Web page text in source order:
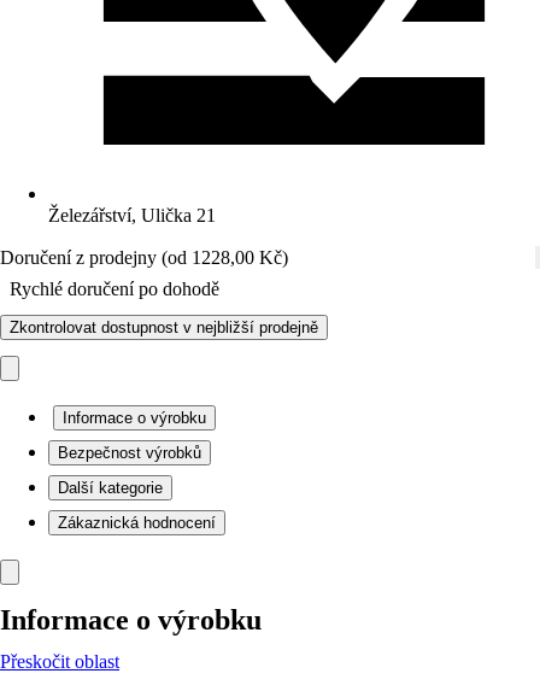
Železářství, Ulička 21
Doručení z prodejny (od 1228,00 Kč)
Rychlé doručení po dohodě
Zkontrolovat dostupnost v nejbližší prodejně
Informace o výrobku
Bezpečnost výrobků
Další kategorie
Zákaznická hodnocení
Informace o výrobku
Přeskočit oblast